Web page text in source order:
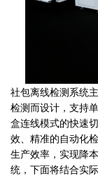
社包离线检测系统
检测而设计，支持
盒连线模式的快速
效、精准的自动化
生产效率，实现降
统，下面将结合实